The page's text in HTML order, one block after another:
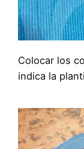
Colocar los
indica la